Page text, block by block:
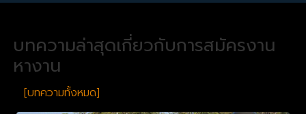
บทความล่าสุดเกี่ยวกับการสมัครงาน
หางาน
[บทความทั้งหมด]